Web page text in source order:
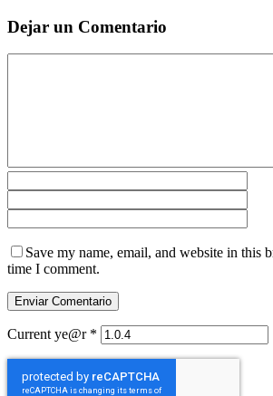
Dejar un Comentario
Save my name, email, and website in this
time I comment.
Current ye@r *